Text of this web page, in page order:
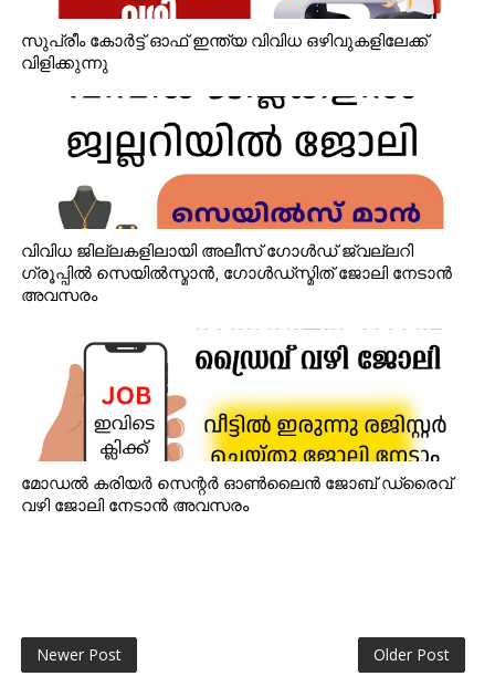
സുപ്രീം കോർട്ട് ഓഫ് ഇന്ത്യ വിവിധ ഒഴിവുകളിലേക്ക്
വിളിക്കുന്നു
വിവിധ ജില്ലകളിലായി അലീസ് ഗോൾഡ് ജ്വല്ലറി
ഗ്രൂപ്പിൽ സെയിൽസ്മാൻ, ഗോൾഡ്‌സ്മിത് ജോലി നേടാൻ
അവസരം
മോഡൽ കരിയർ സെന്റർ ഓൺലൈൻ ജോബ് ഡ്രൈവ്
വഴി ജോലി നേടാൻ അവസരം
Newer Post Older Post